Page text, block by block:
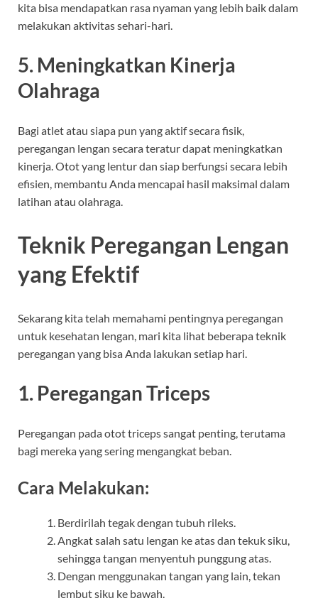
kita bisa mendapatkan rasa nyaman yang lebih baik dalam
melakukan aktivitas sehari-hari.
5. Meningkatkan Kinerja
Olahraga
Bagi atlet atau siapa pun yang aktif secara fisik,
peregangan lengan secara teratur dapat meningkatkan
kinerja. Otot yang lentur dan siap berfungsi secara lebih
efisien, membantu Anda mencapai hasil maksimal dalam
latihan atau olahraga.
Teknik Peregangan Lengan
yang Efektif
Sekarang kita telah memahami pentingnya peregangan
untuk kesehatan lengan, mari kita lihat beberapa teknik
peregangan yang bisa Anda lakukan setiap hari.
1. Peregangan Triceps
Peregangan pada otot triceps sangat penting, terutama
bagi mereka yang sering mengangkat beban.
Cara Melakukan:
Berdirilah tegak dengan tubuh rileks.
Angkat salah satu lengan ke atas dan tekuk siku,
sehingga tangan menyentuh punggung atas.
Dengan menggunakan tangan yang lain, tekan
lembut siku ke bawah.